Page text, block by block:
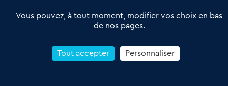
Petitscommerces : Un partenariat au service du commerce de
proximité et des territoires
Reprendre un Restaurant Rapide
Vous pouvez, à tout moment, modifier vos choix en bas
de nos pages.
Tout accepter Personnaliser